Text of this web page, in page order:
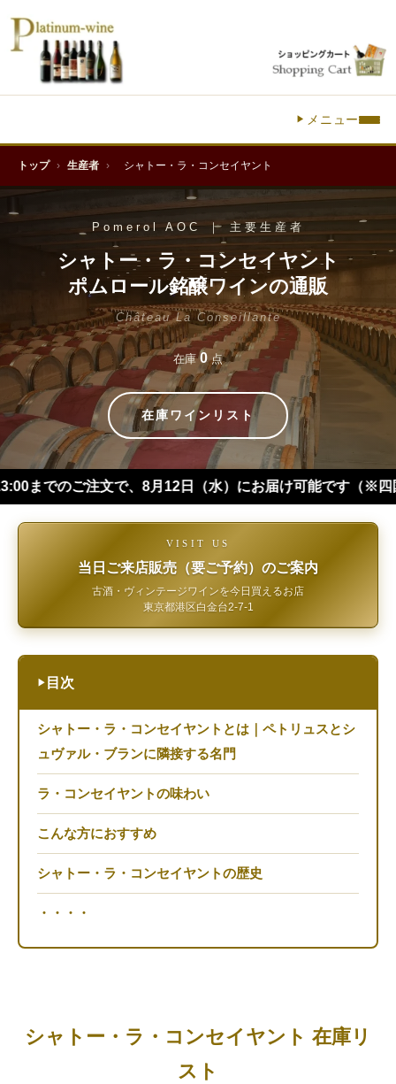
メニュー
トップ › 生産者 › シャトー・ラ・コンセイヤント
Pomerol AOC ｜ 主要生産者
シャトー・ラ・コンセイヤント
ポムロール銘醸ワインの通販
Château La Conseillante
在庫0点
在庫ワインリスト
8月12日（水）にお届け可能です（※四国・中国・九州
VISIT US
当日ご来店販売（要ご予約）のご案内
古酒・ヴィンテージワインを今日買えるお店
東京都港区白金台2-7-1
▶ 目次
シャトー・ラ・コンセイヤントとは｜ペトリュスとシ
ュヴァル・ブランに隣接する名門
ラ・コンセイヤントの味わい
こんな方におすすめ
シャトー・ラ・コンセイヤントの歴史
・・・・
シャトー・ラ・コンセイヤント 在庫リ
スト